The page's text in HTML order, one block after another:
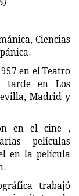
Ciencias
en el Teatro
tarde en Los
Madrid y
en el cine ,
películas
en la película
trabajó